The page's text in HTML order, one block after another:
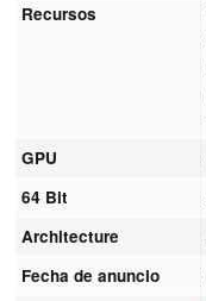
Recursos
GPU
64 Bit
Architecture
Fecha de anuncio